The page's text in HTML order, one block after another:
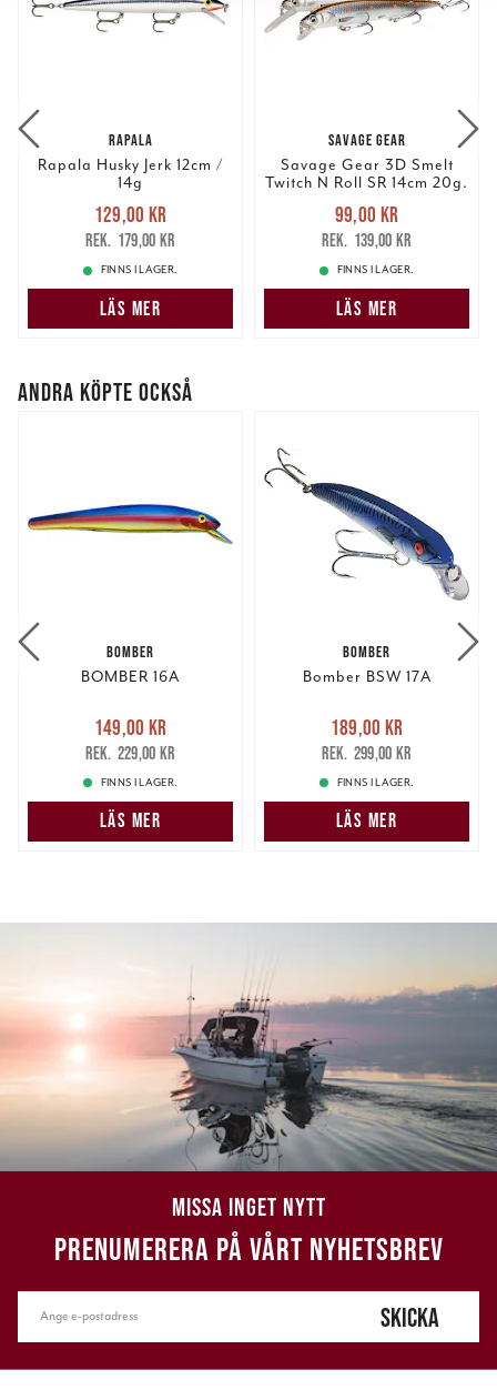
vidarebefordrar även sådana identifierare och annan
information från din enhet till de sociala medier och
information som du har tillhandahållit eller som de har
samlat in när du har använt deras tjänster.
RAPALA
Rapala Husky Jerk 12cm /
14g
Nuvarande pris
129,00 krTidigare pris
179,00 kr
129,00 kr
179,00 kr
FINNS I LAGER.
LÄS MER
SAVAGE GEAR
Savage Gear 3D Smelt
Twitch N Roll SR 14cm 20g.
Nuvarande pris
99,00 krTidigare pris
139,00 kr
99,00 kr
139,00 kr
FINNS I LAGER.
LÄS MER
ANDRA KÖPTE OCKSÅ
BOMBER
BOMBER 16A
Nuvarande pris
149,00 krTidigare pris
229,00 kr
149,00 kr
229,00 kr
FINNS I LAGER.
LÄS MER
BOMBER
Bomber BSW 17A
Nuvarande pris
189,00 krTidigare pris
299,00 kr
189,00 kr
299,00 kr
FINNS I LAGER.
LÄS MER
MISSA INGET NYTT
PRENUMERERA PÅ VÅRT NYHETSBREV
SKICKA